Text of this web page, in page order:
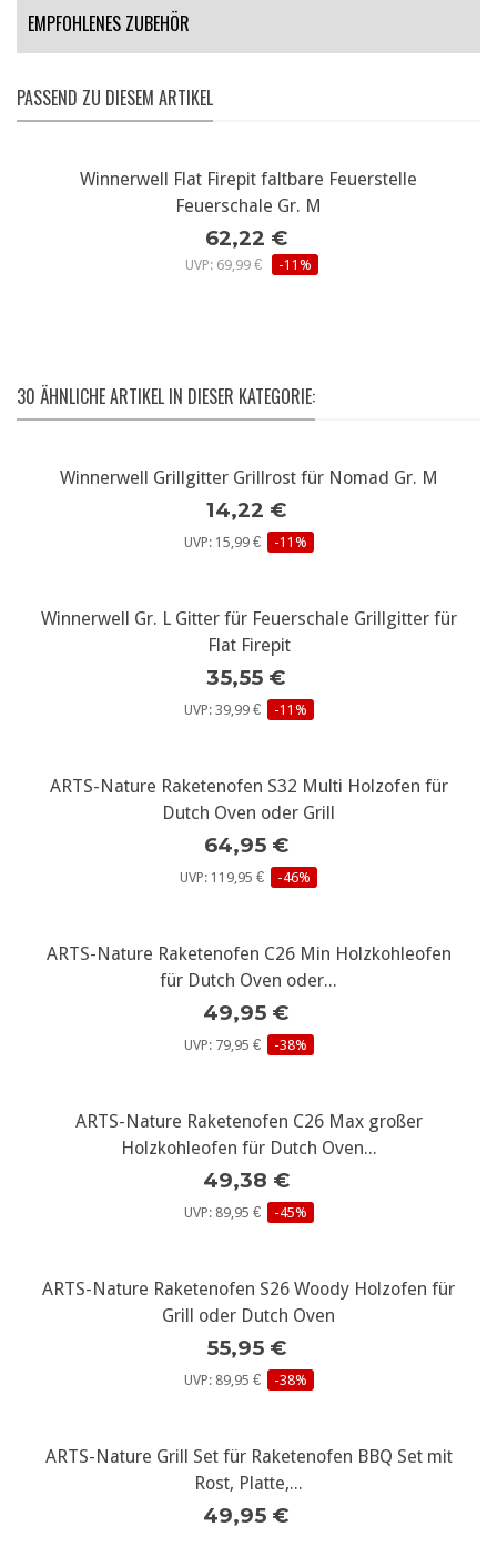
EMPFOHLENES ZUBEHÖR
PASSEND ZU DIESEM ARTIKEL
Winnerwell Flat Firepit faltbare Feuerstelle
Feuerschale Gr. M
62,22 €
UVP: 69,99 € -11%
30 ÄHNLICHE ARTIKEL IN DIESER KATEGORIE:
Winnerwell Grillgitter Grillrost für Nomad Gr. M
14,22 €
UVP: 15,99 € -11%
Winnerwell Gr. L Gitter für Feuerschale Grillgitter für
Flat Firepit
35,55 €
UVP: 39,99 € -11%
ARTS-Nature Raketenofen S32 Multi Holzofen für
Dutch Oven oder Grill
64,95 €
UVP: 119,95 € -46%
ARTS-Nature Raketenofen C26 Min Holzkohleofen
für Dutch Oven oder...
49,95 €
UVP: 79,95 € -38%
ARTS-Nature Raketenofen C26 Max großer
Holzkohleofen für Dutch Oven...
49,38 €
UVP: 89,95 € -45%
ARTS-Nature Raketenofen S26 Woody Holzofen für
Grill oder Dutch Oven
55,95 €
UVP: 89,95 € -38%
ARTS-Nature Grill Set für Raketenofen BBQ Set mit
Rost, Platte,...
49,95 €